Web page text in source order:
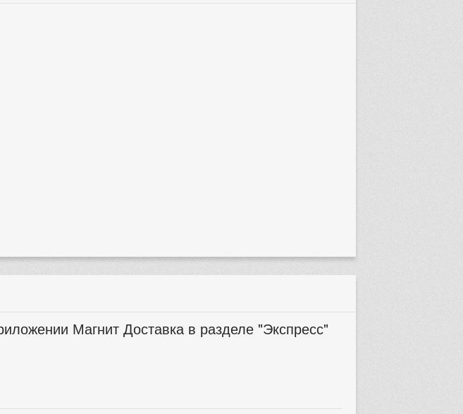
Магнит Доставка в разделе "Экспресс"